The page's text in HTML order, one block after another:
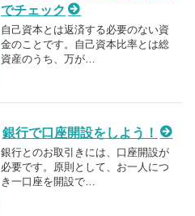
でチェック
自己資本とは返済する必要のない資
金のことです。自己資本比率とは総
資産のうち、万が…
銀行で口座開設をしよう！
銀行とのお取引きには、口座開設が
必要です。原則として、お一人につ
き一口座を開設で…